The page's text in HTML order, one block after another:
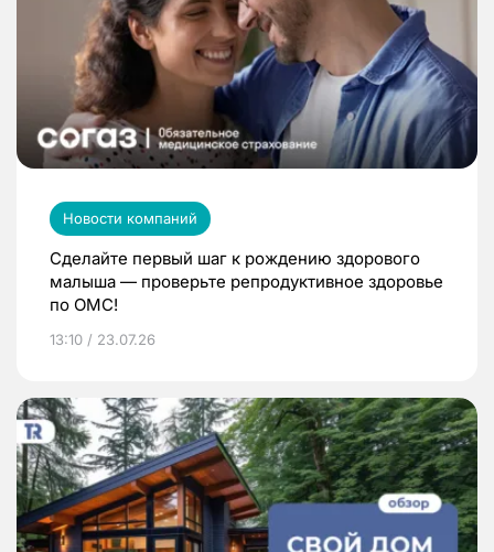
Новости компаний
Сделайте первый шаг к рождению здорового
малыша — проверьте репродуктивное здоровье
по ОМС!
13:10 / 23.07.26